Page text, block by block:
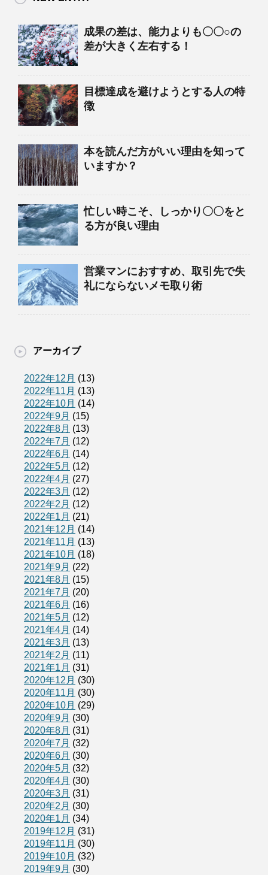
成果の差は、能力よりも〇〇○の
差が大きく左右する！
目標達成を避けようとする人の特
徴
本を読んだ方がいい理由を知って
いますか？
忙しい時こそ、しっかり〇〇をと
る方が良い理由
営業マンにおすすめ、取引先で失
礼にならないメモ取り術
アーカイブ
2022年12月 (13)
2022年11月 (13)
2022年10月 (14)
2022年9月 (15)
2022年8月 (13)
2022年7月 (12)
2022年6月 (14)
2022年5月 (12)
2022年4月 (27)
2022年3月 (12)
2022年2月 (12)
2022年1月 (21)
2021年12月 (14)
2021年11月 (13)
2021年10月 (18)
2021年9月 (22)
2021年8月 (15)
2021年7月 (20)
2021年6月 (16)
2021年5月 (12)
2021年4月 (14)
2021年3月 (13)
2021年2月 (11)
2021年1月 (31)
2020年12月 (30)
2020年11月 (30)
2020年10月 (29)
2020年9月 (30)
2020年8月 (31)
2020年7月 (32)
2020年6月 (30)
2020年5月 (32)
2020年4月 (30)
2020年3月 (31)
2020年2月 (30)
2020年1月 (34)
2019年12月 (31)
2019年11月 (30)
2019年10月 (32)
2019年9月 (30)